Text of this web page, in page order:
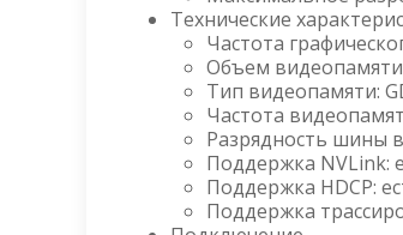
Технические
Частота
Объем
Тип видеопамяти:
Частота
Разрядность шины
Поддержка NVLink:
Поддержка HDCP:
Поддержка